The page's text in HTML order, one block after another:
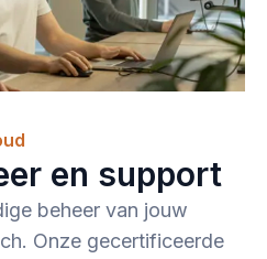
en support
beheer van jouw
Onze gecertificeerde